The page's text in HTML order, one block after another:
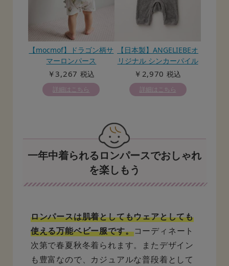
【mocmof】ドラゴン柄サ
マーロンパース
￥3,267 税込
詳細はこちら
【日本製】ANGELIEBEオ
リジナル シンカーパイル
ロンパース
￥2,970 税込
詳細はこちら
一年中着られるロンパースでおしゃれ
を楽しもう
ロンパースは肌着としてもウェアとしても
使える万能ベビー服です。コーディネート
次第で春夏秋冬着られます。またデザイン
も豊富なので、カジュアルな普段着として